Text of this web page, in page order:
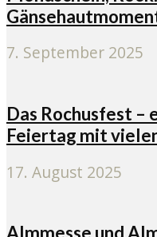
7. September 2025
Das Rochusfest –
Feiertag mit
17. August 2025